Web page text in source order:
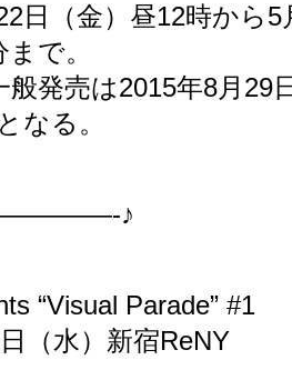
日（金）昼12時から5
で。
発売は2015年8月29
なる。
♪
“Visual Parade” #1
（水）新宿ReNY